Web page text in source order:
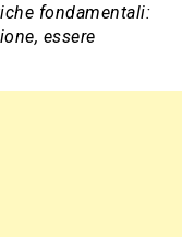
fondamentali:
essere